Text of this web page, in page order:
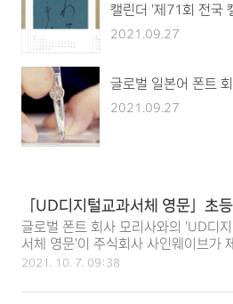
캘린더 '제71회 전국
업연합회 회장상·제1
2021.09.27
글로벌 일본어 폰트
2021.09.27
「UD디지털교과서체 영문」초
어 종합대책 앱 「ELST®
에 채용
글로벌 폰트 회사 모리사와의 'UD디
서체 영문'이 주식회사 사인웨이브가
초등학교 영어 종합대책앱 일본어 폰트
mentary'는 인공지능(AI)을 통해 일
2021. 10. 7. 09:38